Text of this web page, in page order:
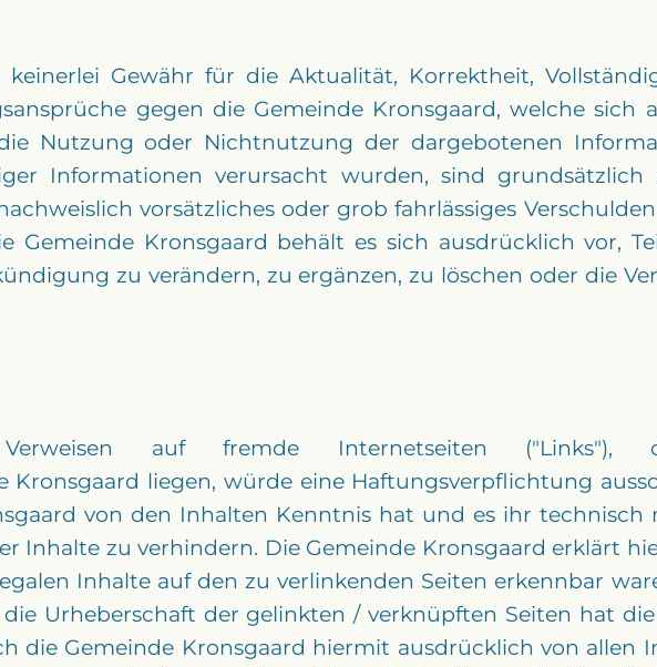
Gewähr für die Aktualität, Korrektheit,
gegen die Gemeinde Kronsgaard, welche sich
Nutzung oder Nichtnutzung der dargebotenen
Informationen verursacht wurden, sind grundsätzlich
vorsätzliches oder grob fahrlässiges
Gemeinde Kronsgaard behält es sich ausdrücklich vor,
zu verändern, zu ergänzen, zu löschen oder die
auf fremde Internetseiten ("Links"),
Kronsgaard liegen, würde eine Haftungsverpflichtung
von den Inhalten Kenntnis hat und es ihr
Inhalte zu verhindern. Die Gemeinde Kronsgaard erklärt
Inhalte auf den zu verlinkenden Seiten erkennbar
Urheberschaft der gelinkten / verknüpften Seiten hat
die Gemeinde Kronsgaard hiermit ausdrücklich von allen